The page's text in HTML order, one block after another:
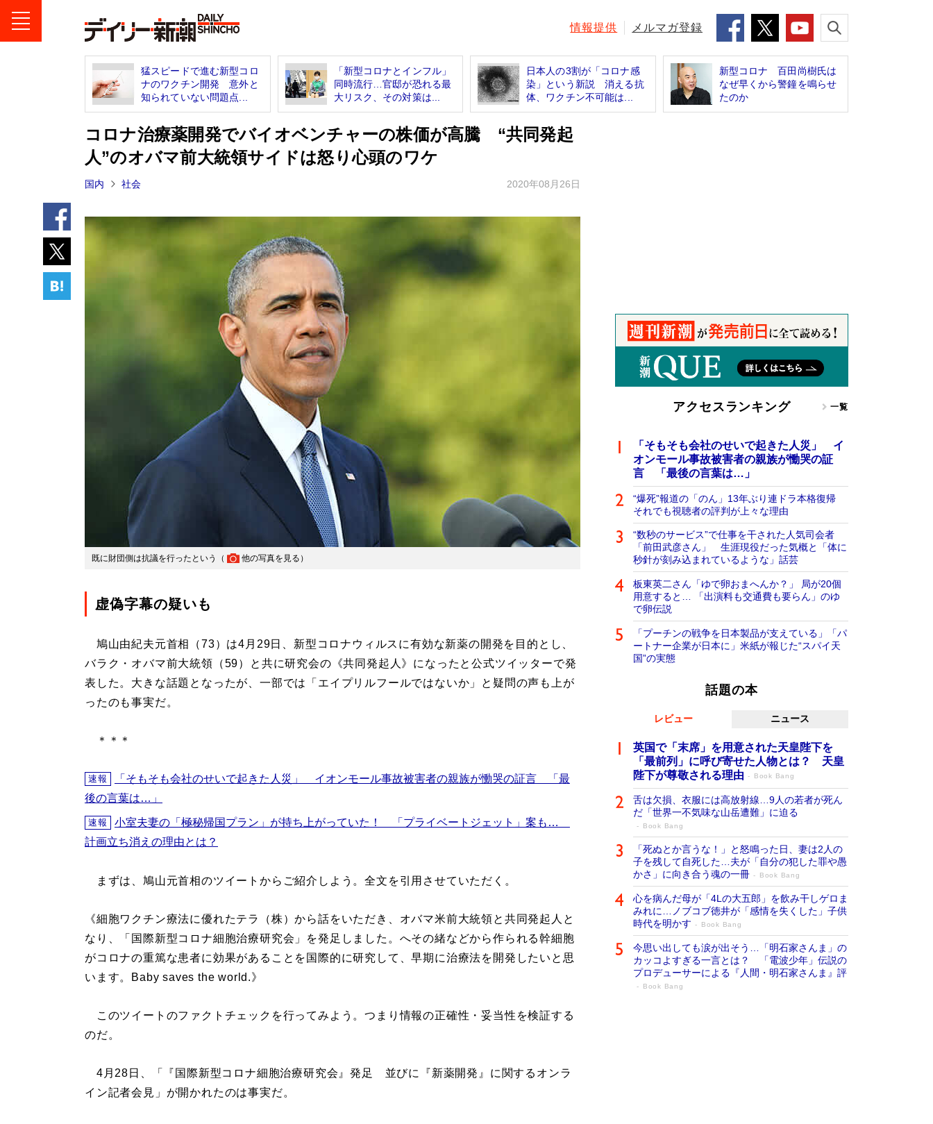
情報提供 メルマガ登録
猛スピードで進む新型コロ
ナのワクチン開発 意外と
知られていない問題点...
「新型コロナとインフル」
同時流行…官邸が恐れる最
大リスク、その対策は...
日本人の3割が「コロナ感
染」という新説 消える抗
体、ワクチン不可能は...
新型コロナ 百田尚樹氏は
なぜ早くから警鐘を鳴らせ
たのか
コロナ治療薬開発でバイオベンチャーの株価が高騰 “共同発起
人”のオバマ前大統領サイドは怒り心頭のワケ
国内 社会 2020年08月26日
既に財団側は抗議を行ったという（ 他の写真を見る ）
虚偽字幕の疑いも
鳩山由紀夫元首相（73）は4月29日、新型コロナウィルスに有効な新薬の開発を目的とし、
バラク・オバマ前大統領（59）と共に研究会の《共同発起人》になったと公式ツイッターで発
表した。大きな話題となったが、一部では「エイプリルフールではないか」と疑問の声も上が
ったのも事実だ。
＊＊＊
速報
「そもそも会社のせいで起きた人災」 イオンモール事故被害者の親族が慟哭の証言 「最
後の言葉は…」
速報
小室夫妻の「極秘帰国プラン」が持ち上がっていた！ 「プライベートジェット」案も…
計画立ち消えの理由とは？
まずは、鳩山元首相のツイートからご紹介しよう。全文を引用させていただく。
《細胞ワクチン療法に優れたテラ（株）から話をいただき、オバマ米前大統領と共同発起人と
なり、「国際新型コロナ細胞治療研究会」を発足しました。へその緒などから作られる幹細胞
がコロナの重篤な患者に効果があることを国際的に研究して、早期に治療法を開発したいと思
います。Baby saves the world.》
このツイートのファクトチェックを行ってみよう。つまり情報の正確性・妥当性を検証する
のだ。
4月28日、「『国際新型コロナ細胞治療研究会』発足 並びに『新薬開発』に関するオンラ
イン記者会見」が開かれたのは事実だ。
アクセスランキング 一覧
「そもそも会社のせいで起きた人災」 イ
オンモール事故被害者の親族が慟哭の証
言 「最後の言葉は…」
“爆死”報道の「のん」13年ぶり連ドラ本格復帰
それでも視聴者の評判が上々な理由
“数秒のサービス”で仕事を干された人気司会者
「前田武彦さん」 生涯現役だった気概と「体に
秒針が刻み込まれているような」話芸
板東英二さん「ゆで卵おまへんか？」 局が20個
用意すると… 「出演料も交通費も要らん」のゆ
で卵伝説
「プーチンの戦争を日本製品が支えている」「パ
ートナー企業が日本に」米紙が報じた“スパイ天
国”の実態
話題の本
レビュー ニュース
英国で「末席」を用意された天皇陛下を
「最前列」に呼び寄せた人物とは？ 天皇
陛下が尊敬される理由
Book Bang
舌は欠損、衣服には高放射線…9人の若者が死ん
だ「世界一不気味な山岳遭難」に迫る
Book Bang
「死ぬとか言うな！」と怒鳴った日、妻は2人の
子を残して自死した…夫が「自分の犯した罪や愚
かさ」に向き合う魂の一冊
Book Bang
心を病んだ母が「4Lの大五郎」を飲み干しゲロま
みれに…ノブコブ徳井が「感情を失くした」子供
時代を明かす
Book Bang
今思い出しても涙が出そう…「明石家さんま」の
カッコよすぎる一言とは？ 「電波少年」伝説の
プロデューサーによる『人間・明石家さんま』評
Book Bang